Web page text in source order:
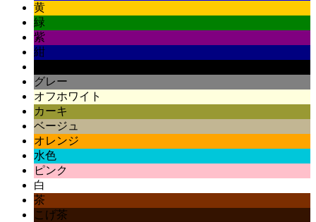
黄
緑
紫
紺
グレー
オフホワイト
カーキ
ベージュ
オレンジ
水色
ピンク
白
茶
こげ茶